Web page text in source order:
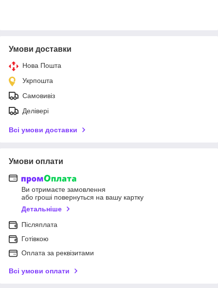
Умови доставки
Нова Пошта
Укрпошта
Самовивіз
Делівері
Всі умови доставки
Умови оплати
Ви отримаєте замовлення
або гроші повернуться на вашу картку
Детальніше
Післяплата
Готівкою
Оплата за реквізитами
Всі умови оплати